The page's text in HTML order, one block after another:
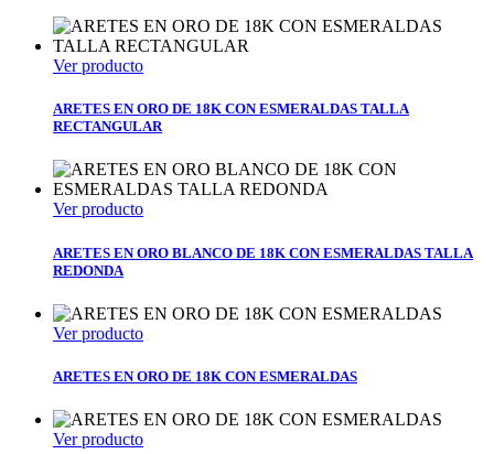
Ver producto
ARETES EN ORO DE 18K CON ESMERALDAS TALLA
RECTANGULAR
Ver producto
ARETES EN ORO BLANCO DE 18K CON ESMERALDAS TALLA
REDONDA
Ver producto
ARETES EN ORO DE 18K CON ESMERALDAS
Ver producto